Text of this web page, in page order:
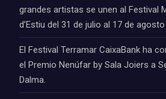
grandes artistas se unen al Festival
d’Estiu del 31 de julio al 17 de agosto
El Festival Terramar CaixaBank ha
el Premio Nenúfar by Sala Joiers a
Dalma.